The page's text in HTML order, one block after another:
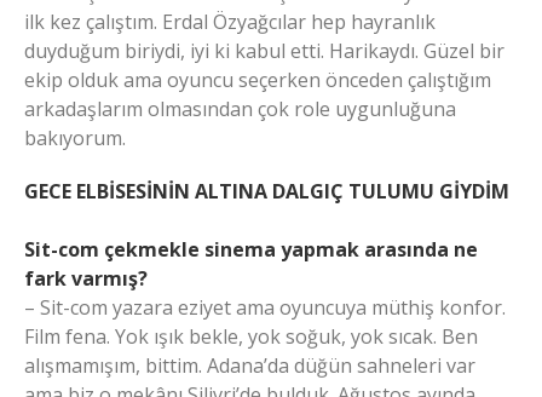
ilk kez çalıştım. Erdal Özyağcılar hep hayranlık
duyduğum biriydi, iyi ki kabul etti. Harikaydı. Güzel bir
ekip olduk ama oyuncu seçerken önceden çalıştığım
arkadaşlarım olmasından çok role uygunluğuna
bakıyorum.
GECE ELBİSESİNİN ALTINA DALGIÇ TULUMU GİYDİM
Sit-com çekmekle sinema yapmak arasında ne
fark varmış?
– Sit-com yazara eziyet ama oyuncuya müthiş konfor.
Film fena. Yok ışık bekle, yok soğuk, yok sıcak. Ben
alışmamışım, bittim. Adana’da düğün sahneleri var